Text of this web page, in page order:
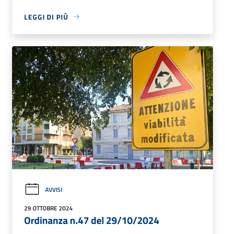
LEGGI DI PIÙ
AVVISI
29 OTTOBRE 2024
Ordinanza n.47 del 29/10/2024